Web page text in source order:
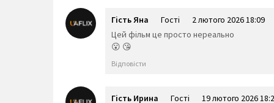
Гість Яна Гості
2 лютого 2026 18:09
Цей фільм це просто нереально
😮 😘
Відповісти
Гість Ирина Гості 19 лютого 2026